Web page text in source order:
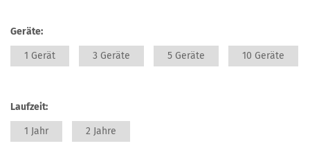
Geräte:
1 Gerät 3 Geräte 5 Geräte 10 Geräte
Laufzeit:
1 Jahr 2 Jahre